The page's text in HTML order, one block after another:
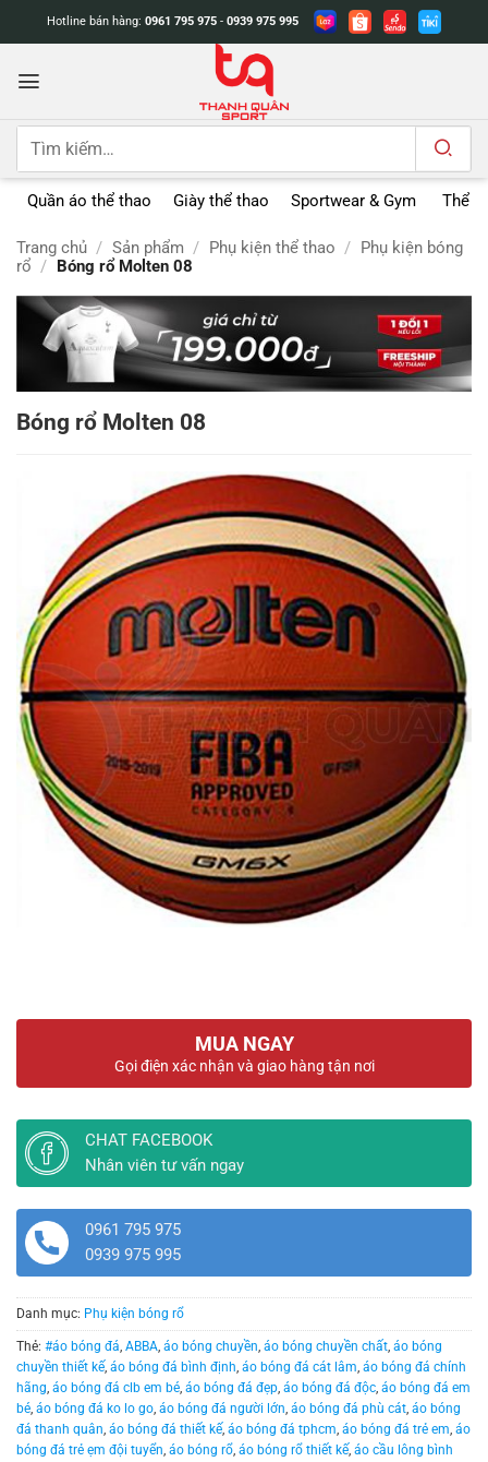
dung
Hotline bán hàng: 0961 795 975 - 0939 975 995
Tìm
Quần áo thể thao Giày thể thao Sportwear & Gym Thể
Trang chủ / Sản phẩm / Phụ kiện thể thao /
Phụ kiện bóng
rổ / Bóng rổ Molten 08
Bóng rổ Molten 08
MUA NGAY
Gọi điện xác nhận và giao hàng tận nơi
CHAT FACEBOOK
Nhân viên tư vấn ngay
0961 795 975
0939 975 995
Danh mục: Phụ kiện bóng rổ
Thẻ: #áo bóng đá, ABBA, áo bóng chuyền, áo bóng chuyền chất, áo bóng
chuyền thiết kế, áo bóng đá bình định, áo bóng đá cát lâm, áo bóng đá chính
hãng, áo bóng đá clb em bé, áo bóng đá đẹp, áo bóng đá độc, áo bóng đá em
bé, áo bóng đá ko lo go, áo bóng đá người lớn, áo bóng đá phù cát, áo bóng
đá thanh quân, áo bóng đá thiết kế, áo bóng đá tphcm, áo bóng đá trẻ em, áo
bóng đá trẻ ẹm đội tuyển, áo bóng rổ, áo bóng rổ thiết kế, áo cầu lông bình